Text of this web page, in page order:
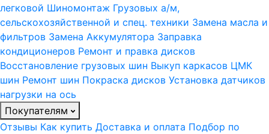
легковой Шиномонтаж Грузовых а/м,
сельскохозяйственной и спец. техники Замена масла и
фильтров Замена Аккумулятора Заправка
кондиционеров Ремонт и правка дисков
Восстановление грузовых шин Выкуп каркасов ЦМК
шин Ремонт шин Покраска дисков Установка датчиков
нагрузки на ось
Покупателям
Отзывы Как купить Доставка и оплата Подбор по